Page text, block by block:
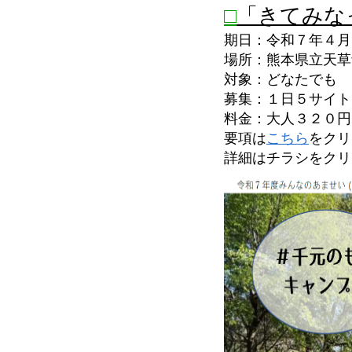
□「きてみな
期日：令和７年４
場所：熊本県立天
対象：どなたでも
募集：１日５サイ
料金：大人３２０
要項はこちら をク
詳細はチラシをク